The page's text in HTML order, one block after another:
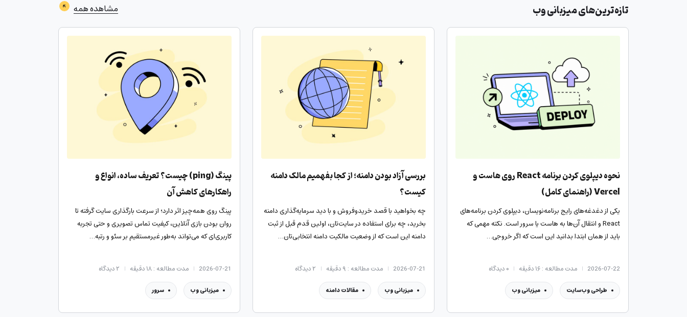
تازه‌ترین‌هایمیزبانی وب مشاهده همه
نحوه دیپلوی کردن برنامه React روی هاست و
Vercel (راهنمای کامل)
یکی از دغدغه‌های رایج برنامه‌نویسان، دیپلوی کردن برنامه‌های
React و انتقال آن‌ها به هاست یا سرور است. نکته مهمی که
باید از همان ابتدا بدانید این است که اگر خروجی…
2026-07-22 مدت مطالعه : ۱۶ دقیقه ۰دیدگاه
طراحی وب‌سایت میزبانی وب
بررسی آزاد بودن دامنه؛ از کجا بفهمیم مالک دامنه
کیست؟
چه بخواهید با قصد خرید‌و‌فروش و با دید سرمایه‌گذاری دامنه
بخرید، چه برای استفاده در سایت‌تان، اولین قدم قبل از ثبت
دامنه این است که از وضعیت مالکیت دامنه انتخابی‌تان…
2026-07-21 مدت مطالعه : ۹ دقیقه ۲دیدگاه
میزبانی وب مقالات دامنه
پینگ (ping) چیست؟ تعریف ساده، انواع و
راهکارهای کاهش آن
پینگ روی همه‌چیز اثر دارد؛ از سرعت بارگذاری سایت گرفته تا
روان بودن بازی آنلاین، کیفیت تماس تصویری و حتی تجربه
کاربری‌ای که می‌تواند به‌طور غیرمستقیم بر سئو و رتبه…
2026-07-21 مدت مطالعه : ۱۸ دقیقه ۲دیدگاه
میزبانی وب سرور